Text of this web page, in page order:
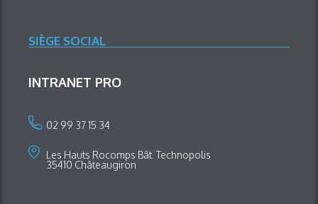
SIÈGE SOCIAL
INTRANET PRO
02 99 37 15 34
Les Hauts Rocomps Bât. Technopolis
35410 Châteaugiron